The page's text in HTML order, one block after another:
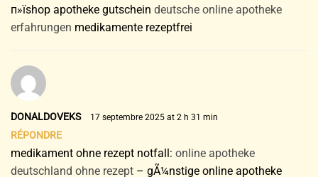
п»їshop apotheke gutschein deutsche online apotheke
erfahrungen medikamente rezeptfrei
DONALDOVEKS 17 septembre 2025 at 2 h 31 min
RÉPONDRE
medikament ohne rezept notfall: online apotheke
deutschland ohne rezept – gÃ¼nstige online apotheke